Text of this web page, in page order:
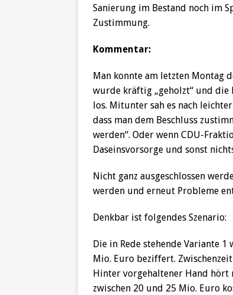
Sanierung im Bestand noch im
Zustimmung.
Kommentar:
Man konnte am letzten Montag
wurde kräftig „geholzt“ und
los. Mitunter sah es nach
dass man dem Beschluss
werden“. Oder wenn CDU-
Daseinsvorsorge und sonst
Nicht ganz ausgeschlossen
werden und erneut Probleme
Denkbar ist folgendes Szenario:
Die in Rede stehende Variante
Mio. Euro beziffert.
Hinter vorgehaltener Hand hört
zwischen 20 und 25 Mio. Euro